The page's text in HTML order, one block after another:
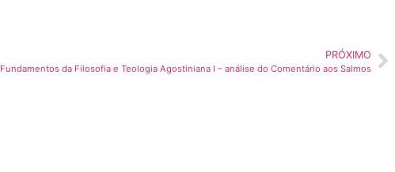
PRÓXIMO
Fundamentos da Filosofia e Teologia Agostiniana I – análise do Comentário aos Salmos